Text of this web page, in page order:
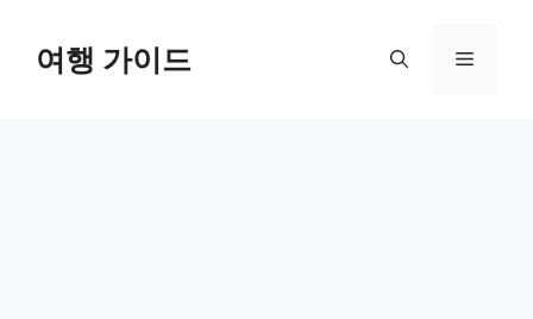
여행 가이드 메